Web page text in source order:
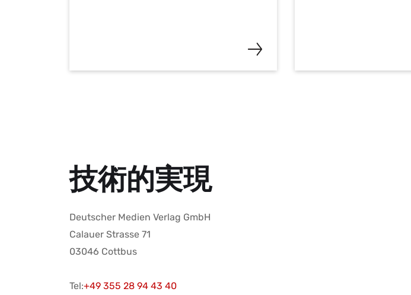
技術的実現
Deutscher Medien Verlag GmbH
Calauer Strasse 71
03046 Cottbus
Tel:+49 355 28 94 43 40